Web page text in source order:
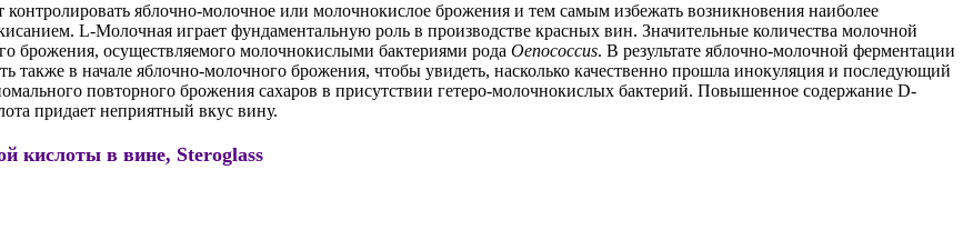
яблочно-молочное или молочнокислое брожения и тем самым избежать возникновения наиболее
L-Молочная играет фундаментальную роль в производстве красных вин. Значительные количества молочной
брожения, осуществляемого молочнокислыми бактериями рода Oenococcus. В результате яблочно-молочной ферментации
также в начале яблочно-молочного брожения, чтобы увидеть, насколько качественно прошла инокуляция и последующий
повторного брожения сахаров в присутствии гетеро-молочнокислых бактерий. Повышенное содержание D-
придает неприятный вкус вину.
кислоты в вине, Steroglass